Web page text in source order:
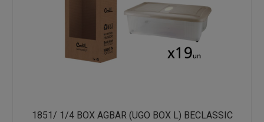
1851/ 1/4 BOX AGBAR (UGO BOX L) BECLASSIC